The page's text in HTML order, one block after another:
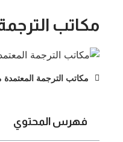
مكاتب
مكاتب الترجمة المعتمدة
فهرس المحتوي